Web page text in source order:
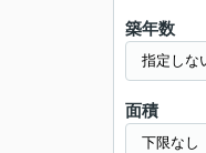
築年数
面積